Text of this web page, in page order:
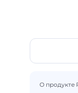
О продукте